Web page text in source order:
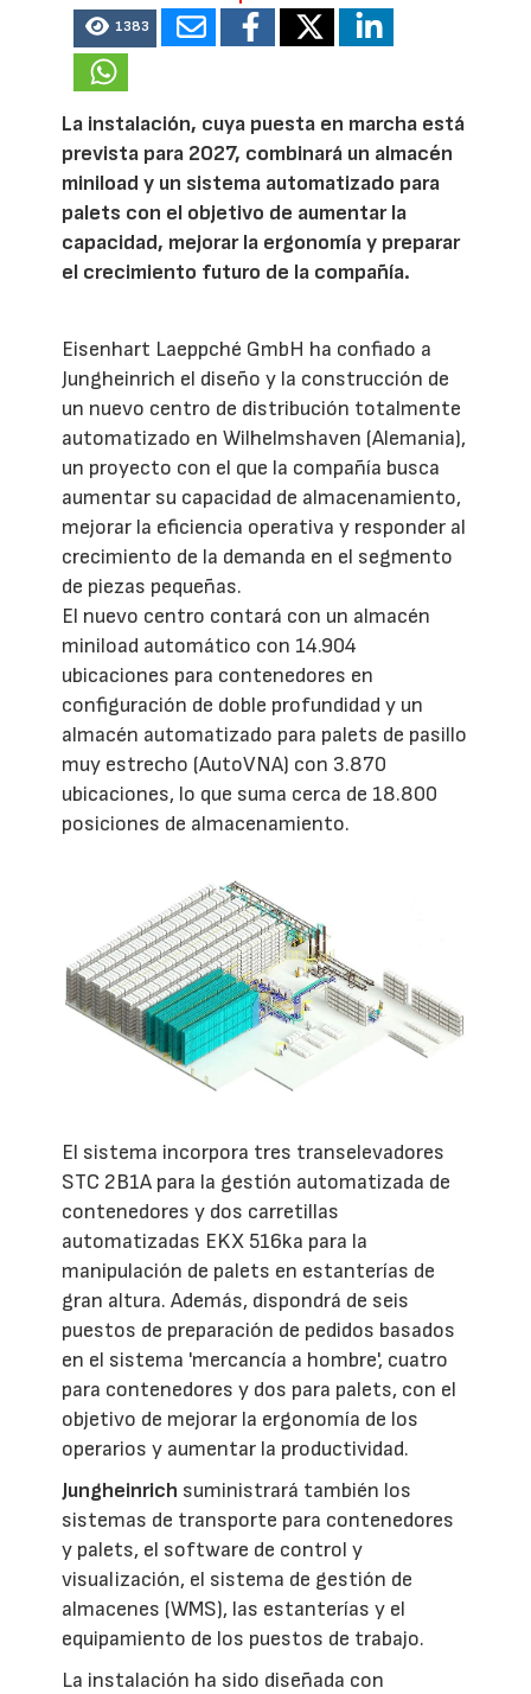
1383
La instalación, cuya puesta en marcha está
prevista para 2027, combinará un almacén
miniload y un sistema automatizado para
palets con el objetivo de aumentar la
capacidad, mejorar la ergonomía y preparar
el crecimiento futuro de la compañía.
Eisenhart Laeppché GmbH ha confiado a
Jungheinrich el diseño y la construcción de
un nuevo centro de distribución totalmente
automatizado en Wilhelmshaven (Alemania),
un proyecto con el que la compañía busca
aumentar su capacidad de almacenamiento,
mejorar la eficiencia operativa y responder al
crecimiento de la demanda en el segmento
de piezas pequeñas.
El nuevo centro contará con un almacén
miniload automático con 14.904
ubicaciones para contenedores en
configuración de doble profundidad y un
almacén automatizado para palets de pasillo
muy estrecho (AutoVNA) con 3.870
ubicaciones, lo que suma cerca de 18.800
posiciones de almacenamiento.
El sistema incorpora tres transelevadores
STC 2B1A para la gestión automatizada de
contenedores y dos carretillas
automatizadas EKX 516ka para la
manipulación de palets en estanterías de
gran altura. Además, dispondrá de seis
puestos de preparación de pedidos basados
en el sistema 'mercancía a hombre', cuatro
para contenedores y dos para palets, con el
objetivo de mejorar la ergonomía de los
operarios y aumentar la productividad.
Jungheinrich suministrará también los
sistemas de transporte para contenedores
y palets, el software de control y
visualización, el sistema de gestión de
almacenes (WMS), las estanterías y el
equipamiento de los puestos de trabajo.
La instalación ha sido diseñada con